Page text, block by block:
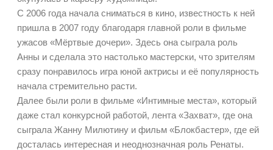
С 2006 года начала сниматься в кино, известность к ней
пришла в 2007 году благодаря главной роли в фильме
ужасов «Мёртвые дочери». Здесь она сыграла роль
Анны и сделала это настолько мастерски, что зрителям
сразу понравилось игра юной актрисы и её популярность
начала стремительно расти.
Далее были роли в фильме «Интимные места», который
даже стал конкурсной работой, лента «Захват», где она
сыграла Жанну Милютину и фильм «Блокбастер», где ей
досталась интересная и неоднозначная роль Ренаты.